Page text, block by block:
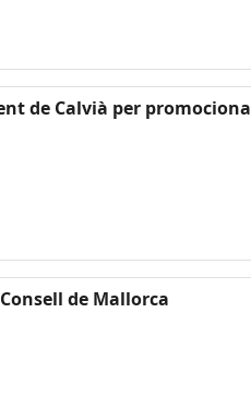
de Calvià per
de Mallorca